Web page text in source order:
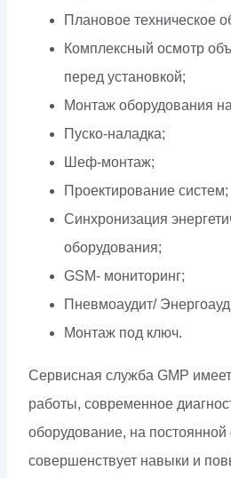
Плановое техническое
Комплексный осмотр
перед установкой;
Монтаж оборудования
Пуско-наладка;
Шеф-монтаж;
Проектирование систем;
Синхронизация
оборудования;
GSM- мониторинг;
Пневмоаудит/
Монтаж под ключ.
Сервисная служба GMP
работы, современное
оборудование, на постоянной
совершенствует навыки и